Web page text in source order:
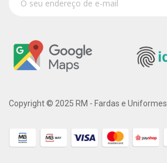
Copyright © 2025 RM - Fardas e Uniformes